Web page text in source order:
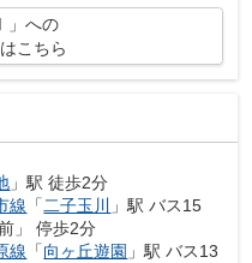
」への
こちら
」駅 徒歩2分
線 「 二子玉川
」駅 バス15
」 停歩2分
線 「向ヶ丘遊園 」駅 バス13